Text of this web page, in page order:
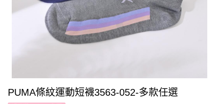
PUMA條紋運動短襪3563-052-多款任選